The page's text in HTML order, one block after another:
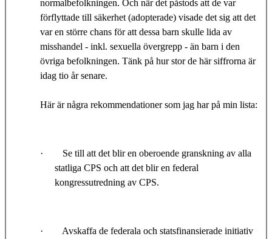
normalbefolkningen. Och när det påstods att de var
förflyttade till säkerhet (adopterade) visade det sig att det
var en större chans för att dessa barn skulle lida av
misshandel - inkl. sexuella övergrepp - än barn i den
övriga befolkningen. Tänk på hur stor de här siffrorna är
idag tio år senare.
Här är några rekommendationer som jag har på min lista:
·
Se till att det blir en oberoende granskning av alla
statliga CPS och att det blir en federal
kongressutredning av CPS.
·
Avskaffa de federala och statsfinansierade initiativ